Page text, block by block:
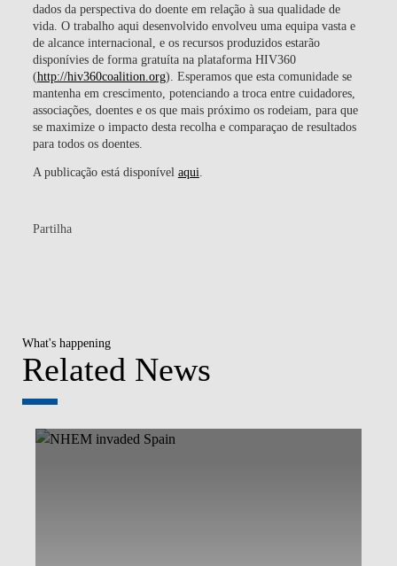
dados da perspectiva do doente em relação à sua qualidade de
vida. O trabalho aqui desenvolvido envolveu uma equipa vasta e
de alcance internacional, e os recursos produzidos estarão
disponívies de forma gratuíta na plataforma HIV360
(http://hiv360coalition.org). Esperamos que esta comunidade se
mantenha em crescimento, potenciando a troca entre cuidadores,
associações, doentes e os que mais próximo os rodeiam, para que
se maximize o impacto desta recolha e comparaçao de resultados
para todos os doentes.
A publicação está disponível aqui.
Partilha
What's happening
Related News